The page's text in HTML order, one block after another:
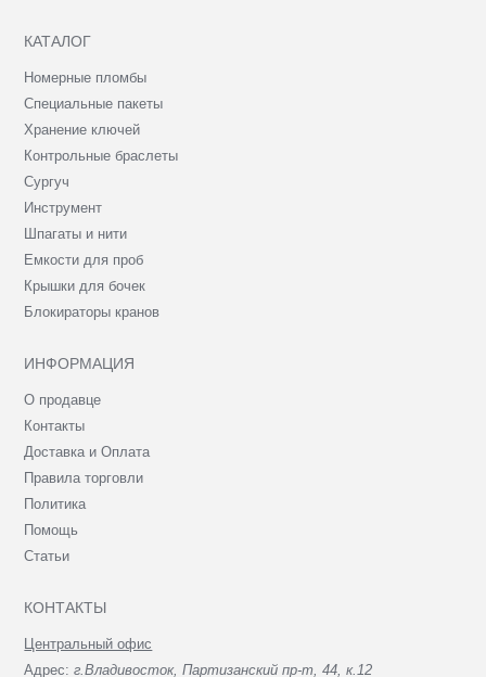
КАТАЛОГ
Номерные пломбы
Специальные пакеты
Хранение ключей
Контрольные браслеты
Сургуч
Инструмент
Шпагаты и нити
Емкости для проб
Крышки для бочек
Блокираторы кранов
ИНФОРМАЦИЯ
О продавце
Контакты
Доставка и Оплата
Правила торговли
Политика
Помощь
Статьи
КОНТАКТЫ
Центральный офис
Адрес:г.Владивосток, Партизанский пр-т, 44, к.12